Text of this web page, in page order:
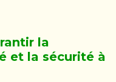
la
et la sécurité à